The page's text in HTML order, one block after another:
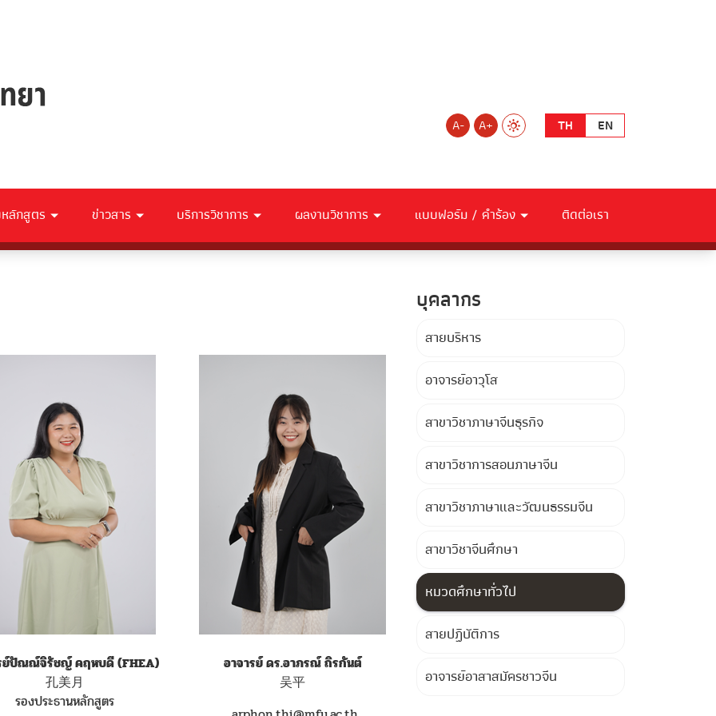
A- A+ TH EN
ลักสูตร ข่าวสาร บริการวิชาการ ผลงานวิชาการ แบบฟอร์ม / คำร้อง ติดต่อเรา
ย์ปัณณ์จิรัชญ์ คฤหบดี (FHEA)
孔美月
รองประธานหลักสูตร
อาจารย์ ดร.อาภรณ์ ถิรกันต์
吴平
บุคลากร
สายบริหาร
อาจารย์อาวุโส
สาขาวิชาภาษาจีนธุรกิจ
สาขาวิชาการสอนภาษาจีน
สาขาวิชาภาษาและวัฒนธรรมจีน
สาขาวิชาจีนศึกษา
หมวดศึกษาทั่วไป
สายปฏิบัติการ
อาจารย์อาสาสมัครชาวจีน